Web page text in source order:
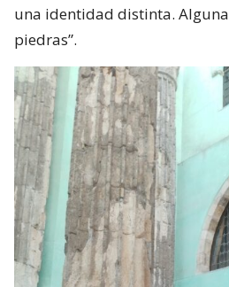
una identidad distinta.
piedras”.